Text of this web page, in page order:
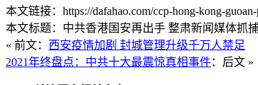
本文链接：https://dafahao.com/ccp-hong-kong-
本文标题：中共香港国安再出手 整肃新闻媒体抓
« 前文： 西安疫情加剧 封城管理升级千万人禁足
2021年终盘点：中共十大最震惊真相事件：后文 »